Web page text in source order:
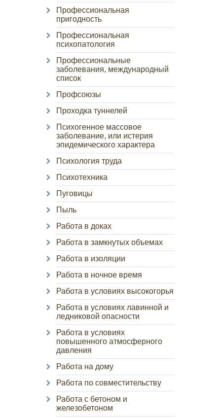
Профессиональная
пригодность
Профессиональная
психопатология
Профессиональные
заболевания, международный
список
Профсоюзы
Проходка туннелей
Психогенное массовое
заболевание, или истерия
эпидемического характера
Психология труда
Психотехника
Пуговицы
Пыль
Работа в доках
Работа в замкнутых объемах
Работа в изоляции
Работа в ночное время
Работа в условиях высокогорья
Работа в условиях лавинной и
ледниковой опасности
Работа в условиях
повышенного атмосферного
давления
Работа на дому
Работа по совместительству
Работа с бетоном и
железобетоном